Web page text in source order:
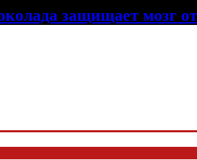
защищает мозг